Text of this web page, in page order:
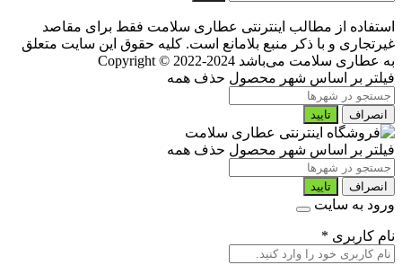
استفاده از مطالب اینترنتی عطاری سلامت فقط برای مقاصد
غیرتجاری و با ذکر منبع بلامانع است. کلیه حقوق این سایت متعلق
به عطاری سلامت می‌باشد Copyright © 2022-2024
فیلتر بر اساس شهر محصول حذف همه
انصراف تایید
فیلتر بر اساس شهر محصول حذف همه
انصراف تایید
ورود به سایت
نام کاربری *